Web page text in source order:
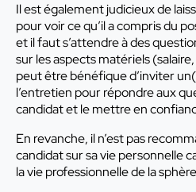
Il est également judicieux de
pour voir ce qu’il a compris du
et il faut s’attendre à des
sur les aspects matériels
peut être bénéfique d’inviter
l’entretien pour répondre aux
candidat et le mettre en
En revanche, il n’est pas
candidat sur sa vie personnelle
la vie professionnelle de la